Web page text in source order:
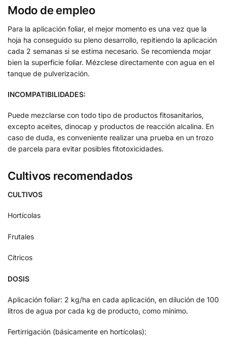
Modo de empleo
Para la aplicación foliar, el mejor momento es una vez que la
hoja ha conseguido su pleno desarrollo, repitiendo la aplicación
cada 2 semanas si se estima necesario. Se recomienda mojar
bien la superficie foliar. Mézclese directamente con agua en el
tanque de pulverización.
INCOMPATIBILIDADES:
Puede mezclarse con todo tipo de productos fitosanitarios,
excepto aceites, dinocap y productos de reacción alcalina. En
caso de duda, es conveniente realizar una prueba en un trozo
de parcela para evitar posibles fitotoxicidades.
Cultivos recomendados
CULTIVOS
Hortícolas
Frutales
Cítricos
DOSIS
Aplicación foliar: 2 kg/ha en cada aplicación, en dilución de 100
litros de agua por cada kg de producto, como mínimo.
Fertirrigación (básicamente en hortícolas):